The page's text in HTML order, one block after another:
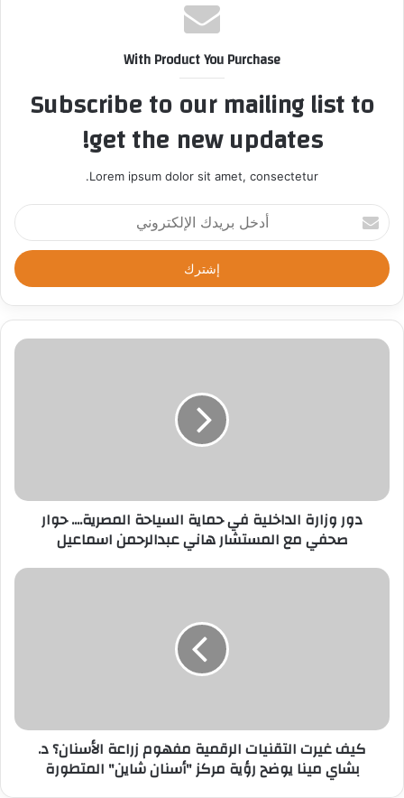
With Product You Purchase
Subscribe to our mailing list to
get the new updates!
Lorem ipsum dolor sit amet, consectetur.
أ
د
خ
ل
ر
د
ر
دور وزارة الداخلية في حماية السياحة المصرية.... حوار
صحفي مع المستشار هاني عبدالرحمن اسماعيل
كيف غيرت التقنيات الرقمية مفهوم زراعة الأسنان؟ د.
بشاي مينا يوضح رؤية مركز "أسنان شاين" المتطورة